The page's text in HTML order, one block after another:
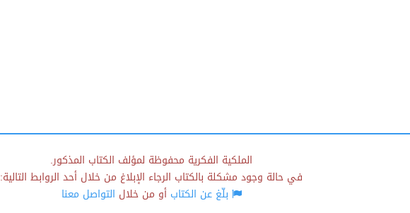
الملكية الفكرية محفوظة لمؤلف الكتاب المذكور.
في حالة وجود مشكلة بالكتاب الرجاء الإبلاغ من خلال أحد الروابط التالية:
بلّغ عن الكتابأو من خلال التواصل معنا